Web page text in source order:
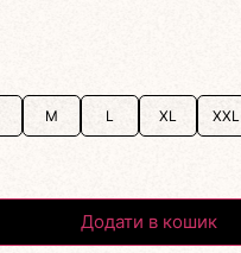
M L XL XXL
Додати в кошик